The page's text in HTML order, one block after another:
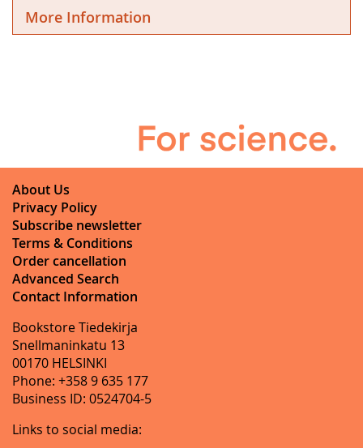
More Information
About Us
Privacy Policy
Subscribe newsletter
Terms & Conditions
Order cancellation
Advanced Search
Contact Information
Bookstore Tiedekirja
Snellmaninkatu 13
00170 HELSINKI
Phone: +358 9 635 177
Business ID: 0524704-5
Links to social media: